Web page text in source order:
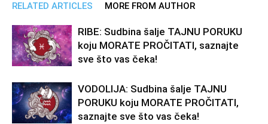
RELATED ARTICLES MORE FROM AUTHOR
RIBE: Sudbina šalje TAJNU PORUKU
koju MORATE PROČITATI, saznajte
sve što vas čeka!
VODOLIJA: Sudbina šalje TAJNU
PORUKU koju MORATE PROČITATI,
saznajte sve što vas čeka!